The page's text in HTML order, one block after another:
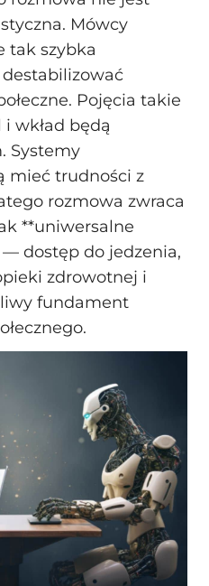
Mówcy
tak szybka
Pojęcia takie
wkład będą
Systemy
mieć trudności z
rozmowa zwraca
**uniwersalne
dostęp do jedzenia,
zdrowotnej i
fundament